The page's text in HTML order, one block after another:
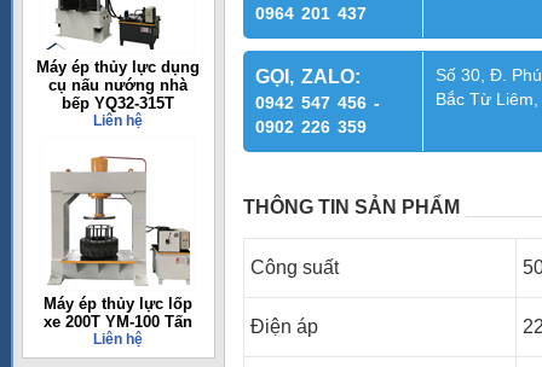
Máy ép thủy lực dụng
cụ nấu nướng nhà
bếp YQ32-315T
Liên hệ
Máy ép thủy lực lốp
xe 200T YM-100 Tấn
Liên hệ
0964 201 437
GỌI, ZALO:
0942 547 456 -
0902 226 359
Số 30, Đ.
Bắc Từ
THÔNG TIN SẢN PHẨM
Công suất
Điện áp